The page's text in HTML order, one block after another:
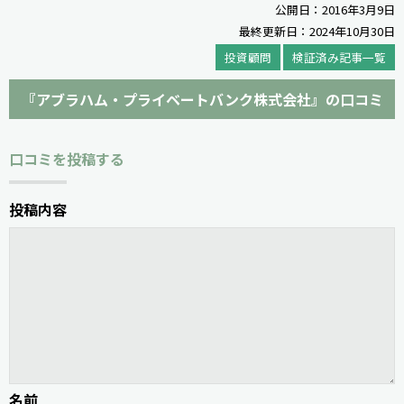
公開日：2016年3月9日
最終更新日：2024年10月30日
投資顧問
検証済み記事一覧
『アブラハム・プライベートバンク株式会社』の口コミ
口コミを投稿する
投稿内容